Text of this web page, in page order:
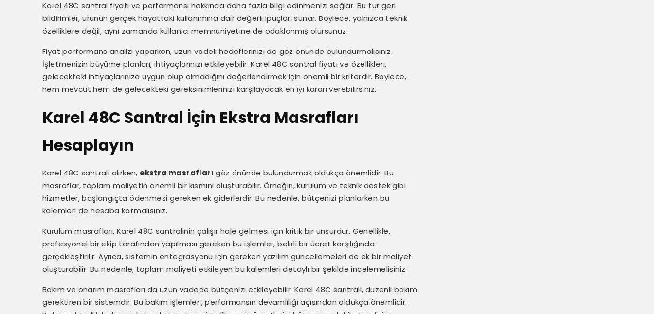
Karel 48C santral fiyatı ve performansı hakkında daha fazla bilgi edinmenizi sağlar. Bu tür geri
bildirimler, ürünün gerçek hayattaki kullanımına dair değerli ipuçları sunar. Böylece, yalnızca teknik
özelliklere değil, aynı zamanda kullanıcı memnuniyetine de odaklanmış olursunuz.
Fiyat performans analizi yaparken, uzun vadeli hedeflerinizi de göz önünde bulundurmalısınız.
İşletmenizin büyüme planları, ihtiyaçlarınızı etkileyebilir. Karel 48C santral fiyatı ve özellikleri,
gelecekteki ihtiyaçlarınıza uygun olup olmadığını değerlendirmek için önemli bir kriterdir. Böylece,
hem mevcut hem de gelecekteki gereksinimlerinizi karşılayacak en iyi kararı verebilirsiniz.
Karel 48C Santral İçin Ekstra Masrafları
Hesaplayın
Karel 48C santrali alırken, ekstra masrafları göz önünde bulundurmak oldukça önemlidir. Bu
masraflar, toplam maliyetin önemli bir kısmını oluşturabilir. Örneğin, kurulum ve teknik destek gibi
hizmetler, başlangıçta ödenmesi gereken ek giderlerdir. Bu nedenle, bütçenizi planlarken bu
kalemleri de hesaba katmalısınız.
Kurulum masrafları, Karel 48C santralinin çalışır hale gelmesi için kritik bir unsurdur. Genellikle,
profesyonel bir ekip tarafından yapılması gereken bu işlemler, belirli bir ücret karşılığında
gerçekleştirilir. Ayrıca, sistemin entegrasyonu için gereken yazılım güncellemeleri de ek bir maliyet
oluşturabilir. Bu nedenle, toplam maliyeti etkileyen bu kalemleri detaylı bir şekilde incelemelisiniz.
Bakım ve onarım masrafları da uzun vadede bütçenizi etkileyebilir. Karel 48C santrali, düzenli bakım
gerektiren bir sistemdir. Bu bakım işlemleri, performansın devamlılığı açısından oldukça önemlidir.